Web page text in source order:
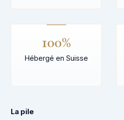
100%
Hébergé en Suisse
La pile